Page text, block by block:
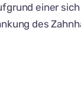
einer
des